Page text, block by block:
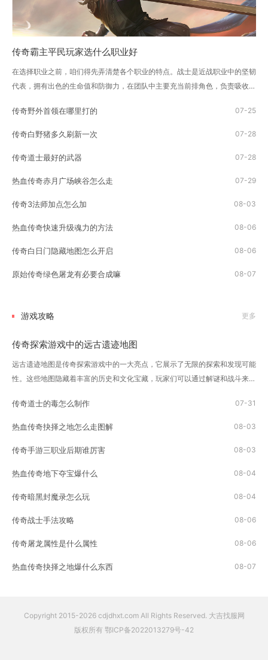
传奇霸主平民玩家选什么职业好
在选择职业之前，咱们得先弄清楚各个职业的特点。战士是近战职业中的坚韧
代表，拥有出色的生命值和防御力，在团队中主要充当前排角色，负责吸收伤
传奇野外首领在哪里打的 07-25
传奇白野猪多久刷新一次 07-28
传奇道士最好的武器 07-28
热血传奇赤月广场峡谷怎么走 07-29
传奇3法师加点怎么加 08-03
热血传奇快速升级魂力的方法 08-06
传奇白日门隐藏地图怎么开启 08-06
原始传奇绿色屠龙有必要合成嘛 08-07
游戏攻略 更多
传奇探索游戏中的远古遗迹地图
远古遗迹地图是传奇探索游戏中的一大亮点，它展示了无限的探索和发现可能
性。这些地图隐藏着丰富的历史和文化宝藏，玩家们可以通过解谜和战斗来逐
以通过击败敌人、完成任务或者是其他的...
传奇道士的毒怎么制作 07-31
热血传奇抉择之地怎么走图解 08-03
传奇手游三职业后期谁厉害 08-03
热血传奇地下夺宝爆什么 08-04
传奇暗黑封魔录怎么玩 08-04
传奇战士手法攻略 08-06
传奇屠龙属性是什么属性 08-06
热血传奇抉择之地爆什么东西 08-07
Copyright 2015-2026 cdjdhxt.com All Rights Reserved. 大吉找服网
版权所有 鄂ICP备2022013279号-42